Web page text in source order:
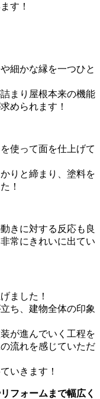
す！
細かな縁を一つひと
まり屋根本来の機能
められます！
使って面を仕上げて
りと締まり、塗料を
！
きに対する反応も良
常にきれいに出てい
ました！
ち、建物全体の印象
が進んでいく工程を
流れを感じていただ
いきます！
フォームまで幅広く